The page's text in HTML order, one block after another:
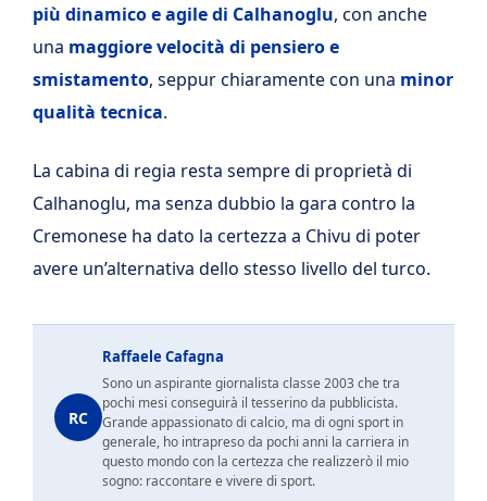
più dinamico e agile di Calhanoglu, con anche
una maggiore velocità di pensiero e
smistamento, seppur chiaramente con una minor
qualità tecnica.
La cabina di regia resta sempre di proprietà di
Calhanoglu, ma senza dubbio la gara contro la
Cremonese ha dato la certezza a Chivu di poter
avere un’alternativa dello stesso livello del turco.
RC
Raffaele Cafagna
Sono un aspirante giornalista classe 2003 che tra
pochi mesi conseguirà il tesserino da pubblicista.
Grande appassionato di calcio, ma di ogni sport in
generale, ho intrapreso da pochi anni la carriera in
questo mondo con la certezza che realizzerò il mio
sogno: raccontare e vivere di sport.